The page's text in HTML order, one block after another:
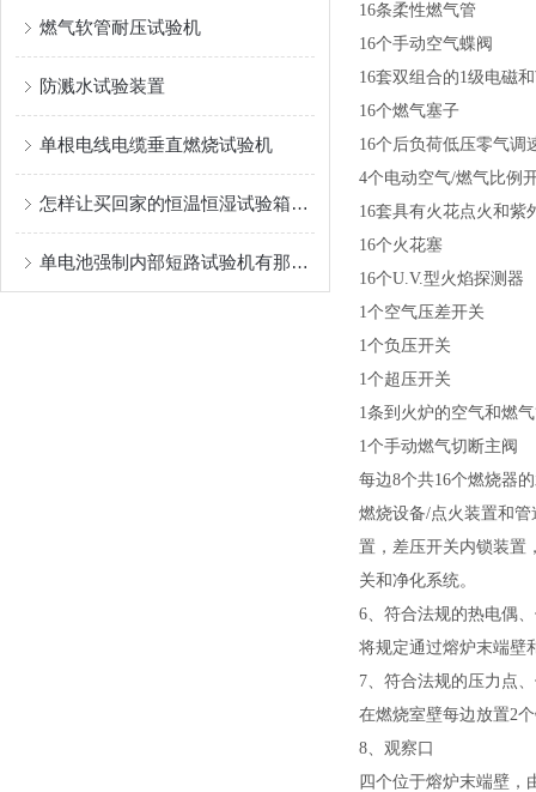
燃气软管耐压试验机
防溅水试验装置
单根电线电缆垂直燃烧试验机
怎样让买回家的恒温恒湿试验箱寿命变长呢？
单电池强制内部短路试验机有那些技术要求
16条柔性燃气管
16个手动空气蝶阀
16套双组合的1级电磁
16个燃气塞子
16个后负荷低压零气调
4个电动空气/燃气比例
16套具有火花点火和紫
16个火花塞
16个U.V.型火焰探测器
1个空气压差开关
1个负压开关
1个超压开关
1条到火炉的空气和燃
1个手动燃气切断主阀
每边8个共16个燃烧器
燃烧设备/点火装置和
置，差压开关内锁装置
关和净化系统。
6、符合法规的热电偶
将规定通过熔炉末端壁
7、符合法规的压力点
在燃烧室壁每边放置2
8、观察口
四个位于熔炉末端壁，